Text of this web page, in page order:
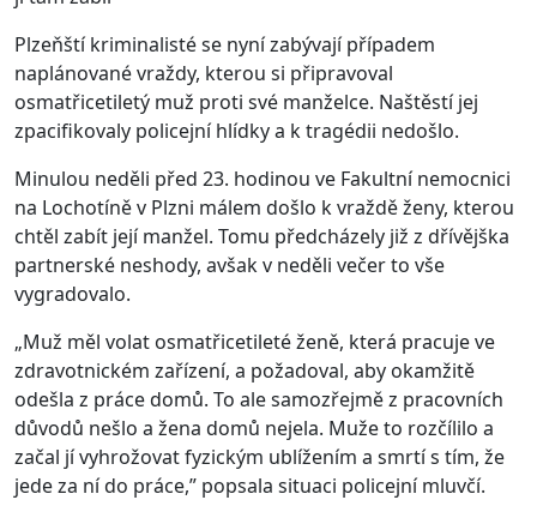
Plzeňští kriminalisté se nyní zabývají případem
naplánované vraždy, kterou si připravoval
osmatřicetiletý muž proti své manželce. Naštěstí jej
zpacifikovaly policejní hlídky a k tragédii nedošlo.
Minulou neděli před 23. hodinou ve Fakultní nemocnici
na Lochotíně v Plzni málem došlo k vraždě ženy, kterou
chtěl zabít její manžel. Tomu předcházely již z dřívějška
partnerské neshody, avšak v neděli večer to vše
vygradovalo.
„Muž měl volat osmatřicetileté ženě, která pracuje ve
zdravotnickém zařízení, a požadoval, aby okamžitě
odešla z práce domů. To ale samozřejmě z pracovních
důvodů nešlo a žena domů nejela. Muže to rozčílilo a
začal jí vyhrožovat fyzickým ublížením a smrtí s tím, že
jede za ní do práce,” popsala situaci policejní mluvčí.